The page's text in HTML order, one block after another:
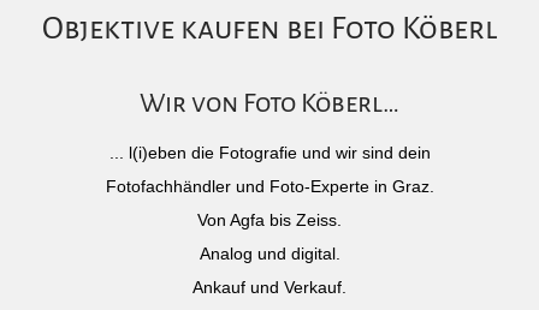
Objektive kaufen bei Foto Köberl
Wir von Foto Köberl…
... l(i)eben die Fotografie und wir sind dein
Fotofachhändler und Foto-Experte in Graz.
Von Agfa bis Zeiss.
Analog und digital.
Ankauf und Verkauf.